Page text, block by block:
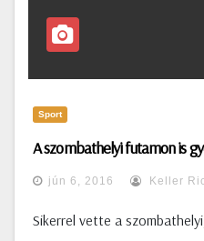
Sport
A szombathelyi futamon is
jún 6, 2016 Keller
Sikerrel vette a